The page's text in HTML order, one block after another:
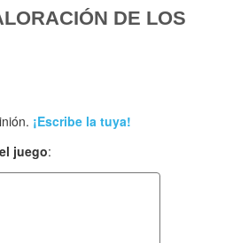
DE LOS
¡Escribe la tuya!
juego: